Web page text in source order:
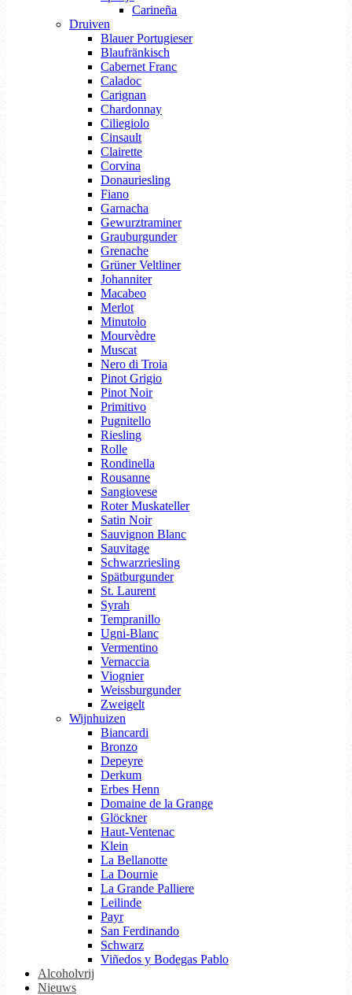
Carineña
Druiven
Blauer Portugieser
Blaufränkisch
Cabernet Franc
Caladoc
Carignan
Chardonnay
Ciliegiolo
Cinsault
Clairette
Corvina
Donauriesling
Fiano
Garnacha
Gewurztraminer
Grauburgunder
Grenache
Grüner Veltliner
Johanniter
Macabeo
Merlot
Minutolo
Mourvèdre
Muscat
Nero di Troia
Pinot Grigio
Pinot Noir
Primitivo
Pugnitello
Riesling
Rolle
Rondinella
Rousanne
Sangiovese
Roter Muskateller
Satin Noir
Sauvignon Blanc
Sauvitage
Schwarzriesling
Spätburgunder
St. Laurent
Syrah
Tempranillo
Ugni-Blanc
Vermentino
Vernaccia
Viognier
Weissburgunder
Zweigelt
Wijnhuizen
Biancardi
Bronzo
Depeyre
Derkum
Erbes Henn
Domaine de la Grange
Glöckner
Haut-Ventenac
Klein
La Bellanotte
La Dournie
La Grande Palliere
Leilinde
Payr
San Ferdinando
Schwarz
Viñedos y Bodegas Pablo
Alcoholvrij
Nieuws